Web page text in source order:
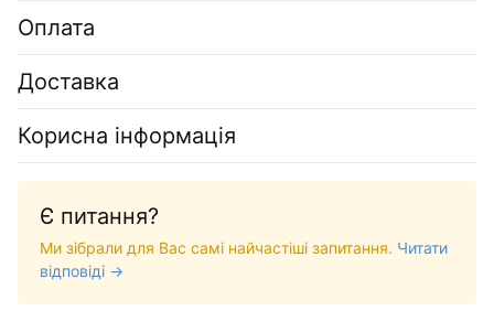
Оплата
Доставка
Корисна інформація
Є питання?
Ми зібрали для Вас самі найчастіші запитання. Читати
відповіді →